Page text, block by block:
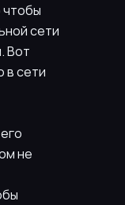
чтобы
сети
Вот
в сети
не